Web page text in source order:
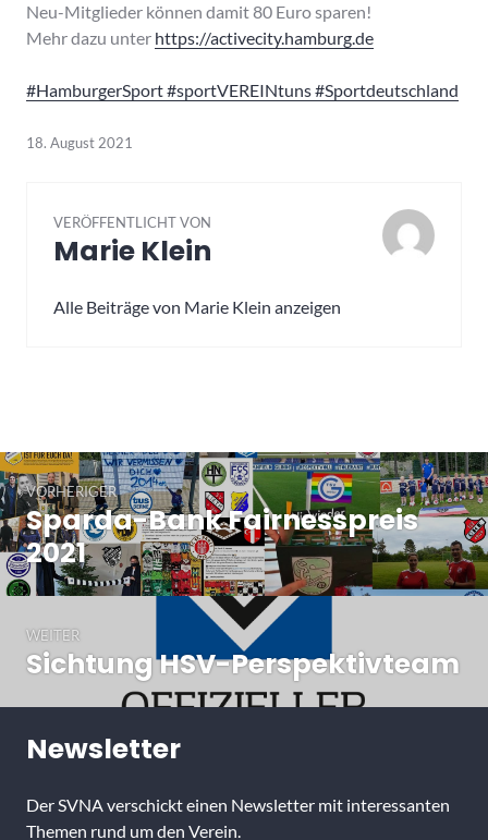
Neu-Mitglieder können damit 80 Euro sparen!
Mehr dazu unter https://activecity.hamburg.de
#HamburgerSport#sportVEREINtuns#Sportdeutschland
18. August 2021
VERÖFFENTLICHT VON
Marie Klein
Alle Beiträge von Marie Klein anzeigen
Beitragsnavigation
VORHERIGER
Vorheriger
Beitrag:
Sparda-Bank Fairnesspreis
2021
WEITER
Nächster
Sichtung HSV-Perspektivteam
Newsletter
Der SVNA verschickt einen Newsletter mit interessanten
Themen rund um den Verein.